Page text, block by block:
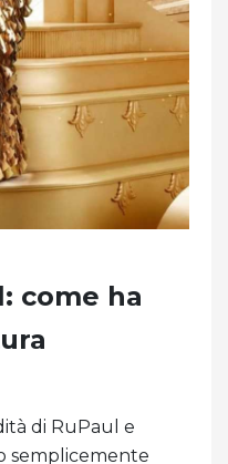
come ha
di RuPaul e
semplicemente